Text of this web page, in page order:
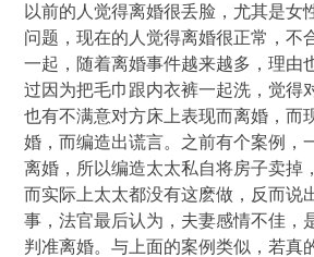
以前的人觉得离婚很丢脸，尤其是女
问题，现在的人觉得离婚很正常，不
一起，随着离婚事件越来越多，理由
过因为把毛巾跟内衣裤一起洗，觉得
也有不满意对方床上表现而离婚，而
婚，而编造出谎言。之前有个案例，
离婚，所以编造太太私自将房子卖掉
而实际上太太都没有这麽做，反而说
事，法官最后认为，夫妻感情不佳，
判准离婚。与上面的案例类似，若真